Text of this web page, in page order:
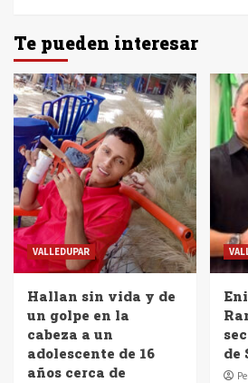
Te pueden interesar
VALLEDUPAR
Hallan sin vida y de
un golpe en la
cabeza a un
adolescente de 16
años cerca de
de